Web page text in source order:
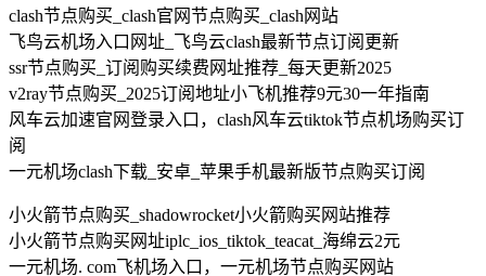
clash节点购买_clash官网节点购买_clash网站
飞鸟云机场入口网址_飞鸟云clash最新节点订阅更新
ssr节点购买_订阅购买续费网址推荐_每天更新2025
v2ray节点购买_2025订阅地址小飞机推荐9元30一年指南
风车云加速官网登录入口，clash风车云tiktok节点机场购买订
阅
一元机场clash下载_安卓_苹果手机最新版节点购买订阅
小火箭节点购买_shadowrocket小火箭购买网站推荐
小火箭节点购买网址iplc_ios_tiktok_teacat_海绵云2元
一元机场. com飞机场入口，一元机场节点购买网站